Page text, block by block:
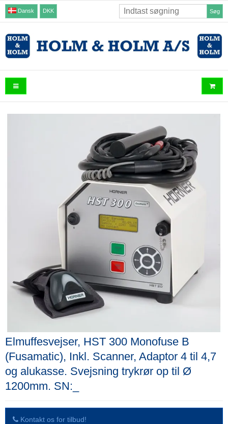
Dansk DKK Søg
Elmuffesvejser, HST 300 Monofuse B
(Fusamatic), Inkl. Scanner, Adaptor 4 til 4,7
og alukasse. Svejsning trykrør op til Ø
1200mm. SN:_
Kontakt os for tilbud!